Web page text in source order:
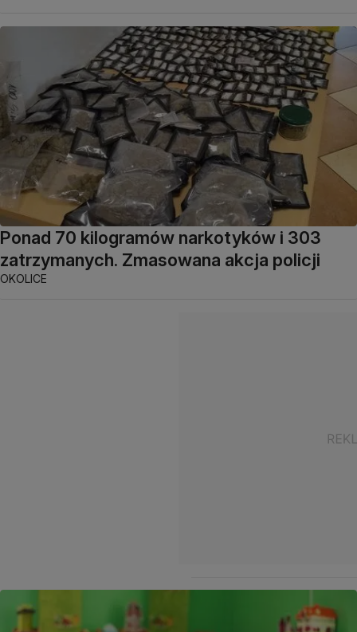
Ponad 70 kilogramów narkotyków i 303
zatrzymanych. Zmasowana akcja policji
OKOLICE